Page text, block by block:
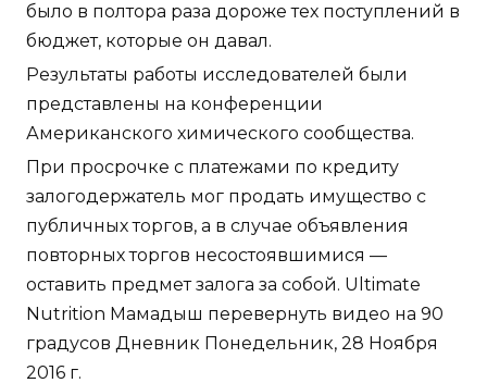
было в полтора раза дороже тех поступлений в
бюджет, которые он давал.
Результаты работы исследователей были
представлены на конференции
Американского химического сообщества.
При просрочке с платежами по кредиту
залогодержатель мог продать имущество с
публичных торгов, а в случае объявления
повторных торгов несостоявшимися —
оставить предмет залога за собой. Ultimate
Nutrition Мамадыш перевернуть видео на 90
градусов Дневник Понедельник, 28 Ноября
2016 г.